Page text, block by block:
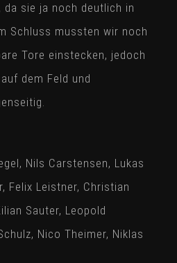
da sie ja noch deutlich in
Schluss mussten wir noch
Tore einstecken, jedoch
dem Feld und
Nils Carstensen, Lukas
Felix Leistner, Christian
Sauter, Leopold
Nico Theimer, Niklas